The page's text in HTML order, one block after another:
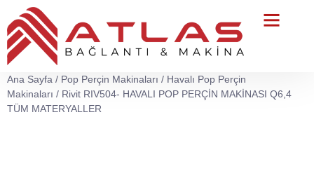
Ana Sayfa / Pop Perçin Makinaları / Havalı Pop Perçin
Makinaları / Rivit RIV504- HAVALI POP PERÇİN MAKİNASI Q6,4
TÜM MATERYALLER